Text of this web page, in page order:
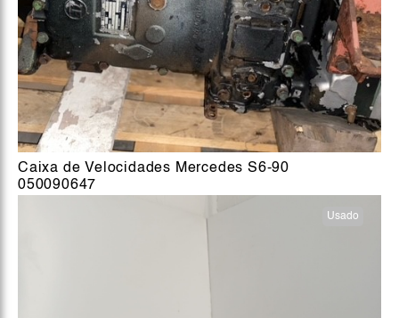
Caixa de Velocidades Mercedes S6-90
050090647
Usado